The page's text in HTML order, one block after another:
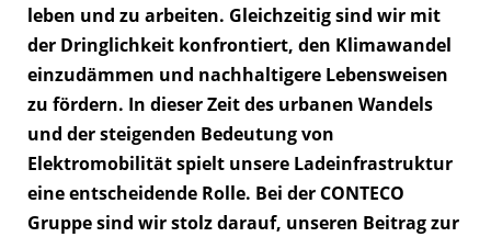
leben und zu arbeiten. Gleichzeitig sind wir mit
der Dringlichkeit konfrontiert, den Klimawandel
einzudämmen und nachhaltigere Lebensweisen
zu fördern. In dieser Zeit des urbanen Wandels
und der steigenden Bedeutung von
Elektromobilität spielt unsere Ladeinfrastruktur
eine entscheidende Rolle. Bei der CONTECO
Gruppesind wir stolz darauf, unseren Beitrag zur